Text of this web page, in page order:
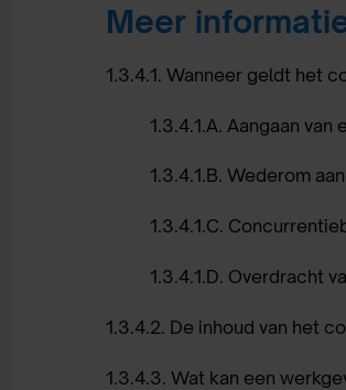
Meer
1.3.4.1. Wanneer geldt het
1.3.4.1.A. Aangaan
1.3.4.1.B. Wederom
1.3.4.1.C.
1.3.4.1.D. Overdracht
1.3.4.2. De inhoud van het
1.3.4.3. Wat kan een